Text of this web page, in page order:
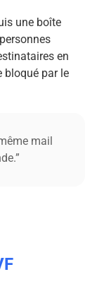
une boîte
en
bloqué par le
mail